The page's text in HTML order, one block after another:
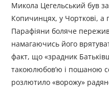
Микола Цегельський був
Копичинцях, у Чорткові, а
Парафіяни боляче
намагаючись його
факт, що «зрадник
такоюлюбов’ю і пошаною
розлютило «ворожу»